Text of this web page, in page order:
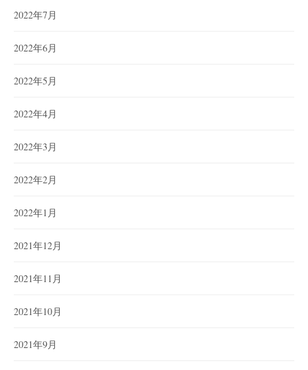
2022年7月
2022年6月
2022年5月
2022年4月
2022年3月
2022年2月
2022年1月
2021年12月
2021年11月
2021年10月
2021年9月